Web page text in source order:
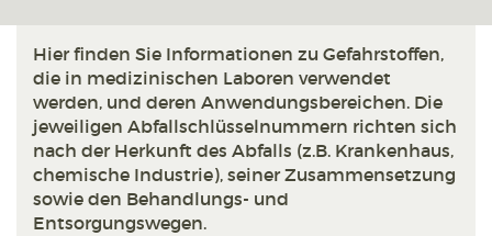
Hier finden Sie Informationen zu Gefahrstoffen,
die in medizinischen Laboren verwendet
werden, und deren Anwendungsbereichen. Die
jeweiligen Abfallschlüsselnummern richten sich
nach der Herkunft des Abfalls (z.B. Krankenhaus,
chemische Industrie), seiner Zusammensetzung
sowie den Behandlungs- und
Entsorgungswegen.